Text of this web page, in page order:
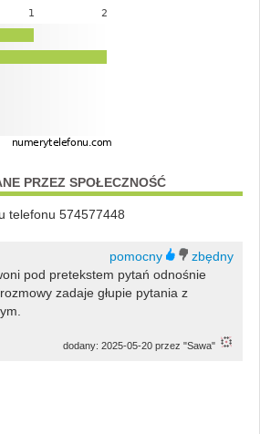
PRZEZ SPOŁECZNOŚĆ
telefonu 574577448
pod pretekstem pytań odnośnie
zadaje głupie pytania z
dodany: 2025-05-20 przez "Sawa"